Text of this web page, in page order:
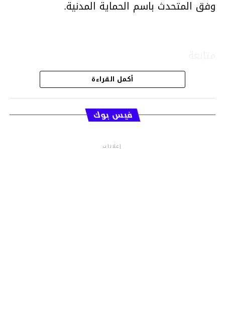
وفق المتحدث باسم الحماية المدنية.
قسم الاخبار
أكمل القراءة
فيس بوك
إعلانات